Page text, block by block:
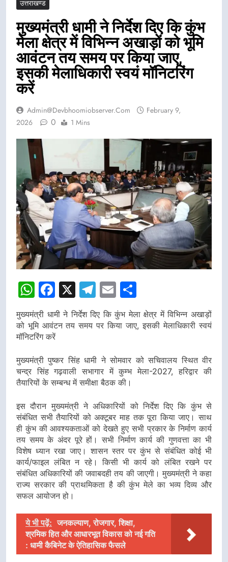
उत्तराखण्ड
मुख्यमंत्री धामी ने निर्देश दिए कि कुंभ
मेला क्षेत्र में विभिन्न अखाड़ों को भूमि
आवंटन तय समय पर किया जाए,
इसकी मेलाधिकारी स्वयं मॉनिटरिंग
करें
Admin@devbhoomiobserver.com
February 9,
2026
0 1 Mins
WhatsApp
Facebook
X Telegram
Email
मुख्यमंत्री धामी ने निर्देश दिए कि कुंभ मेला क्षेत्र में विभिन्न अखाड़ों
को भूमि आवंटन तय समय पर किया जाए, इसकी मेलाधिकारी स्वयं
मॉनिटरिंग करें
मुख्यमंत्री पुष्कर सिंह धामी ने सोमवार को सचिवालय स्थित वीर
चन्द्र सिंह गढ़वाली सभागार में कुम्भ मेला-2027, हरिद्वार की
तैयारियों के सम्बन्ध में समीक्षा बैठक की।
इस दौरान मुख्यमंत्री ने अधिकारियों को निर्देश दिए कि कुंभ से
संबंधित सभी तैयारियों को अक्टूबर माह तक पूरा किया जाए। साथ
ही कुंभ की आवश्यकताओं को देखते हुए सभी प्रकार के निर्माण कार्य
तय समय के अंदर पूरे हों। सभी निर्माण कार्य की गुणवत्ता का भी
विशेष ध्यान रखा जाए। शासन स्तर पर कुंभ से संबंधित कोई भी
कार्य/फाइल लंबित न रहे। किसी भी कार्य को लंबित रखने पर
संबंधित अधिकारियों की जवाबदही तय की जाएगी। मुख्यमंत्री ने कहा
राज्य सरकार की प्राथमिकता है की कुंभ मेले का भव्य दिव्य और
सफल आयोजन हो।
ये भी पढ़ें: जनकल्याण, रोजगार, शिक्षा,
श्रमिक हित और आधारभूत विकास को नई गति
: धामी कैबिनेट के ऐतिहासिक फैसले